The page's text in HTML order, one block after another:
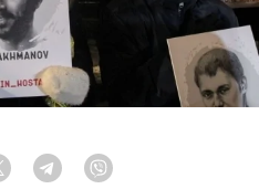
Twitter TelegramViber